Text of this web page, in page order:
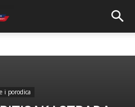
i porodica